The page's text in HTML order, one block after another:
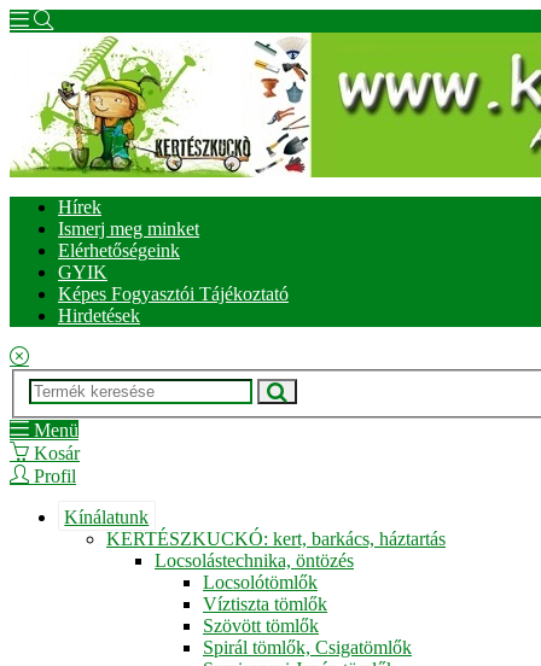
Hírek
Ismerj meg minket
Elérhetőségeink
GYIK
Képes Fogyasztói Tájékoztató
Hirdetések
Menü
Kosár
Profil
Kínálatunk
KERTÉSZKUCKÓ: kert, barkács, háztartás
Locsolástechnika, öntözés
Locsolótömlők
Víztiszta tömlők
Szövött tömlők
Spirál tömlők, Csigatömlők